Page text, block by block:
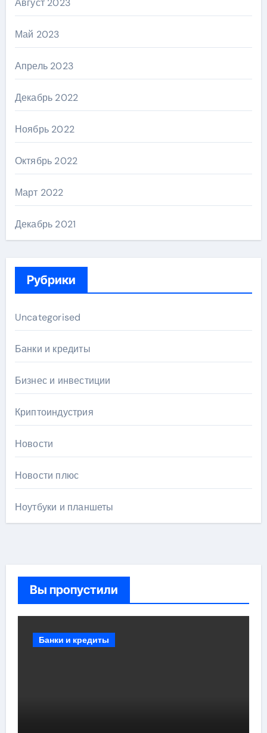
Август 2023
Май 2023
Апрель 2023
Декабрь 2022
Ноябрь 2022
Октябрь 2022
Март 2022
Декабрь 2021
Рубрики
Uncategorised
Банки и кредиты
Бизнес и инвестиции
Криптоиндустрия
Новости
Новости плюс
Ноутбуки и планшеты
Вы пропустили
Банки и кредиты